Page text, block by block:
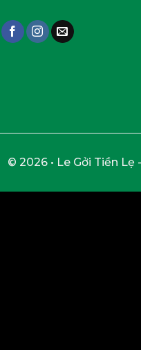
© 2026 • Le Gởi Tiền Lẹ